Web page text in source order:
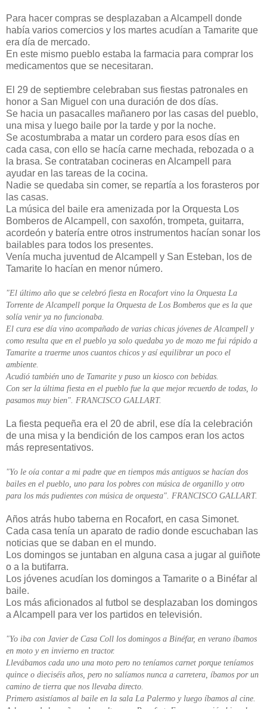
Para hacer compras se desplazaban a Alcampell donde
había varios comercios y los martes acudían a Tamarite que
era día de mercado.
En este mismo pueblo estaba la farmacia para comprar los
medicamentos que se necesitaran.
El 29 de septiembre celebraban sus fiestas patronales en
honor a San Miguel con una duración de dos días.
Se hacia un pasacalles mañanero por las casas del pueblo,
una misa y luego baile por la tarde y por la noche.
Se acostumbraba a matar un cordero para esos días en
cada casa, con ello se hacía carne mechada, rebozada o a
la brasa. Se contrataban cocineras en Alcampell para
ayudar en las tareas de la cocina.
Nadie se quedaba sin comer, se repartía a los forasteros por
las casas.
La música del baile era amenizada por la Orquesta Los
Bomberos de Alcampell, con saxofón, trompeta, guitarra,
acordeón y batería entre otros instrumentos hacían sonar los
bailables para todos los presentes.
Venía mucha juventud de Alcampell y San Esteban, los de
Tamarite lo hacían en menor número.
"El último año que se celebró fiesta en Rocafort vino la Orquesta La
Torrente de Alcampell porque la Orquesta de Los Bomberos que es la que
solía venir ya no funcionaba.
El cura ese día vino acompañado de varias chicas jóvenes de Alcampell y
como resulta que en el pueblo ya solo quedaba yo de mozo me fui rápido a
Tamarite a traerme unos cuantos chicos y así equilibrar un poco el
ambiente.
Acudió también uno de Tamarite y puso un kiosco con bebidas.
Con ser la última fiesta en el pueblo fue la que mejor recuerdo de todas, lo
pasamos muy bien". FRANCISCO GALLART.
La fiesta pequeña era el 20 de abril, ese día la celebración
de una misa y la bendición de los campos eran los actos
más representativos.
"Yo le oía contar a mi padre que en tiempos más antiguos se hacían dos
bailes en el pueblo, uno para los pobres con música de organillo y otro
para los más pudientes con música de orquesta". FRANCISCO GALLART.
Años atrás hubo taberna en Rocafort, en casa Simonet.
Cada casa tenía un aparato de radio donde escuchaban las
noticias que se daban en el mundo.
Los domingos se juntaban en alguna casa a jugar al guiñote
o a la butifarra.
Los jóvenes acudían los domingos a Tamarite o a Binéfar al
baile.
Los más aficionados al futbol se desplazaban los domingos
a Alcampell para ver los partidos en televisión.
"Yo iba con Javier de Casa Coll los domingos a Binéfar, en verano íbamos
en moto y en invierno en tractor.
Llevábamos cada uno una moto pero no teníamos carnet porque teníamos
quince o dieciséis años, pero no salíamos nunca a carretera, íbamos por un
camino de tierra que nos llevaba directo.
Primero asistíamos al baile en la sala La Palermo y luego íbamos al cine.